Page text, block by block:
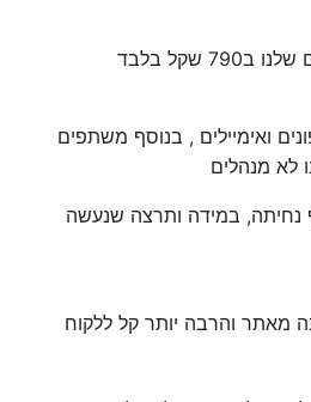
ואימיילים , בנוסף משתפים
לא מנהלים
נחיתה, במידה ותרצה שנעשה
מאתר והרבה יותר קל ללקוח